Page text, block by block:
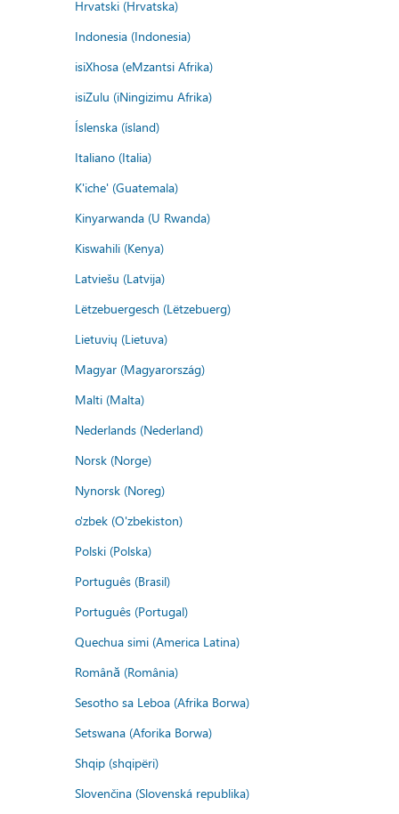
Hrvatski (Hrvatska)
Indonesia (Indonesia)
isiXhosa (eMzantsi Afrika)
isiZulu (iNingizimu Afrika)
Íslenska (ísland)
Italiano (Italia)
K'iche' (Guatemala)
Kinyarwanda (U Rwanda)
Kiswahili (Kenya)
Latviešu (Latvija)
Lëtzebuergesch (Lëtzebuerg)
Lietuvių (Lietuva)
Magyar (Magyarország)
Malti (Malta)
Nederlands (Nederland)
Norsk (Norge)
Nynorsk (Noreg)
o'zbek (O'zbekiston)
Polski (Polska)
Português (Brasil)
Português (Portugal)
Quechua simi (America Latina)
Română (România)
Sesotho sa Leboa (Afrika Borwa)
Setswana (Aforika Borwa)
Shqip (shqipëri)
Slovenčina (Slovenská republika)